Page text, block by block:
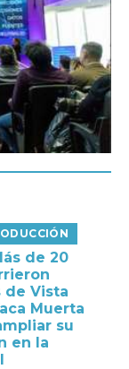
de 20
de Vista
Muerta
su
en la